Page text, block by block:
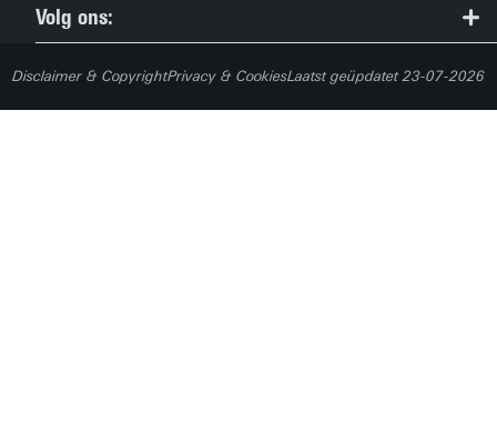
study@utwente.nl
Route
Volg ons:
Disclaimer & CopyrightPrivacy & CookiesLaatst geüpdatet 23-07-2026